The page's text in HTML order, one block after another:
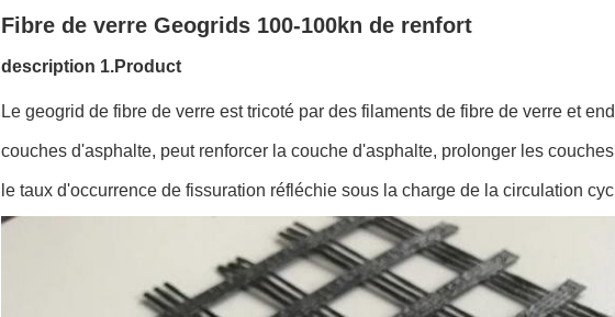
Fibre de verre Geogrids 100-100kn de renfort
description 1.Product
Le geogrid de fibre de verre est tricoté par des filaments de fibre de verre et
couches d'asphalte, peut renforcer la couche d'asphalte, prolonger les
le taux d'occurrence de fissuration réfléchie sous la charge de la circulation